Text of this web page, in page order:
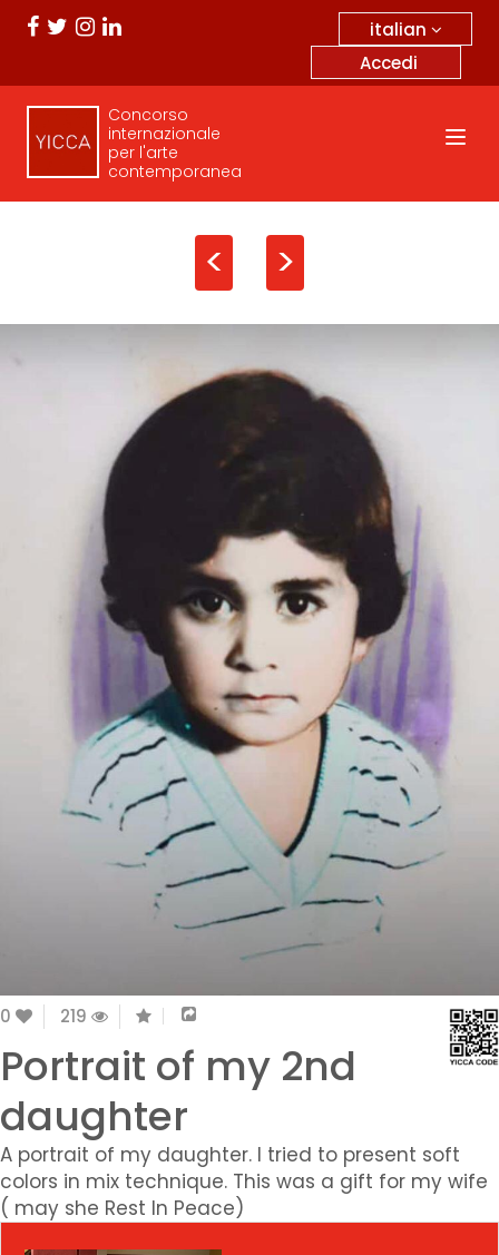
italian
Accedi
Concorso
internazionale
per l'arte
contemporanea
< >
0 219
Portrait of my 2nd
daughter
A portrait of my daughter. I tried to present soft
colors in mix technique. This was a gift for my wife
( may she Rest In Peace)